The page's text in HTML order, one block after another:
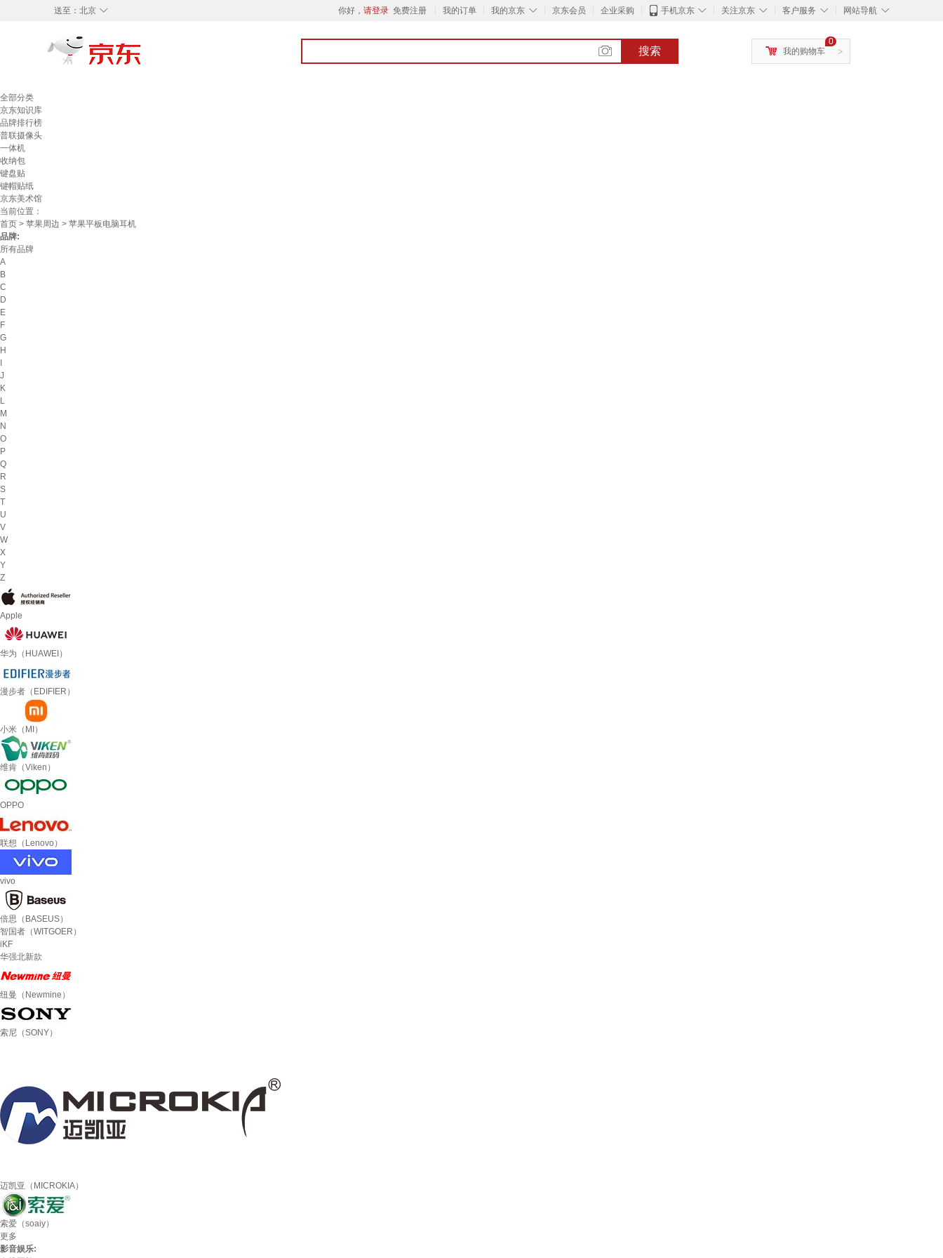
◇
送至： 北京 你好， 请登录 免费注册 我的订单 ◇
我的京东 京东会员 企业采购 ◇
手机京东 ◇
关注京东 ◇
客户服务 ◇
网站导航
搜索 >
0
我的购物车
全部分类
京东知识库
品牌排行榜
普联摄像头
一体机
收纳包
键盘贴
键帽贴纸
京东美术馆
当前位置：
首页 > 苹果周边 > 苹果平板电脑耳机
品牌:
所有品牌
A
B
C
D
E
F
G
H
J
K
L
M
N
O
P
Q
R
S
T
U
V
W
X
Y
Z
Apple
华为（HUAWEI）
漫步者（EDIFIER）
小米（MI）
维肯（Viken）
OPPO
联想（Lenovo）
vivo
倍思（BASEUS）
智国者（WITGOER）
iKF
华强北新款
纽曼（Newmine）
索尼（SONY）
迈凯亚（MICROKIA）
索爱（soaiy）
更多
影音娱乐: